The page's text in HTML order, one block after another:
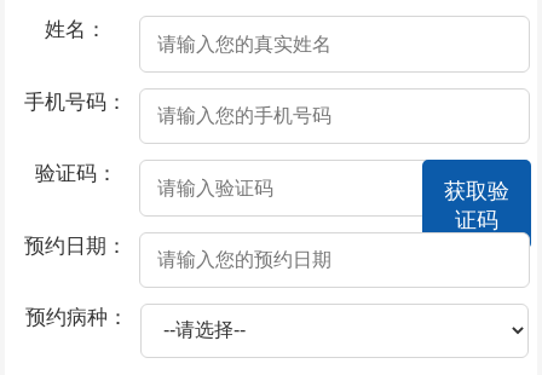
包皮上有点溃烂 2026-07-25
导致早泄疾病发生的因素存在哪些
导致男性早泄的原因是什么呢
导致男性患上早泄的因素有哪些 2026-07-24
憋尿治疗早泄“不靠谱” 2026-07-24
导致男性早泄的病因是什么 2026-07-24
包皮上有白疙瘩 2026-07-23
包皮上有小肉流脓 2026-07-22
姓名：
手机号码：
验证码：
获取验
证码
预约日期：
预约病种：